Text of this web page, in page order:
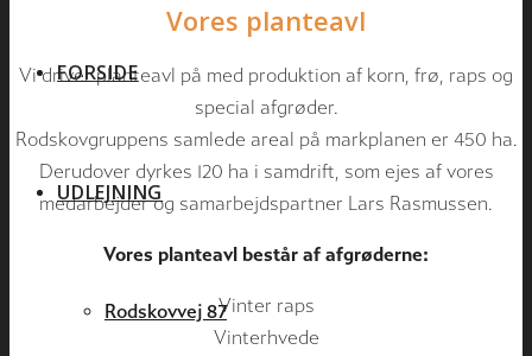
FORSIDE
UDLEJNING
Rodskovvej 87
Vores planteavl
Vi driver planteavl på med produktion af korn, frø, raps og
special afgrøder.
Rodskovgruppens samlede areal på markplanen er 450 ha.
Derudover dyrkes 120 ha i samdrift, som ejes af vores
medarbejder og samarbejdspartner Lars Rasmussen.
Vores planteavl består af afgrøderne:
Vinter raps
Vinterhvede